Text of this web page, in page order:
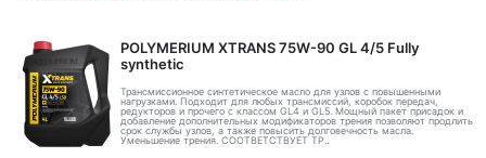
POLYMERIUM XTRANS 75W-90 GL 4/5 Fully
synthetic
Трансмиссионное синтетическое масло для узлов с повышенными
нагрузками. Подходит для любых трансмиссий, коробок передач,
редукторов и прочего с классом GL4 и GL5. Мощный пакет присадок и
добавление дополнительных модификаторов трения позволяют продлить
срок службы узлов, а также повысить долговечность масла.
Уменьшение трения. СООТВЕТСТВУЕТ ТР..